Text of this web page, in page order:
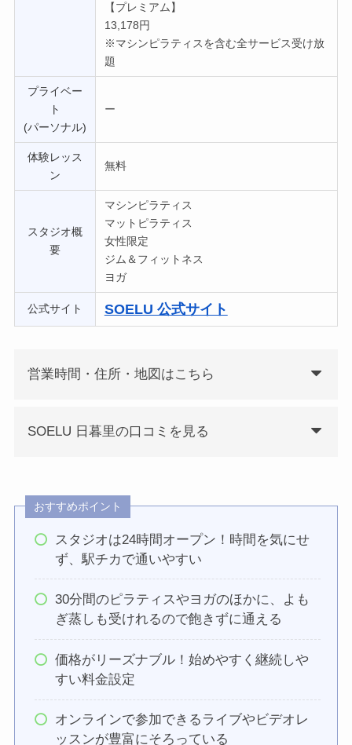
【プレミアム】
13,178円
※マシンピラティスを含む全サービス受け放
題
プライベー
ト
(パーソナル)
ー
体験レッス
ン
無料
スタジオ概
要
マシンピラティス
マットピラティス
女性限定
ジム＆フィットネス
ヨガ
公式サイト SOELU 公式サイト
営業時間・住所・地図はこちら
SOELU 日暮里の口コミを見る
おすすめポイント
スタジオは24時間オープン！時間を気にせ
ず、駅チカで通いやすい
30分間のピラティスやヨガのほかに、よも
ぎ蒸しも受けれるので飽きずに通える
価格がリーズナブル！始めやすく継続しや
すい料金設定
オンラインで参加できるライブやビデオレ
ッスンが豊富にそろっている